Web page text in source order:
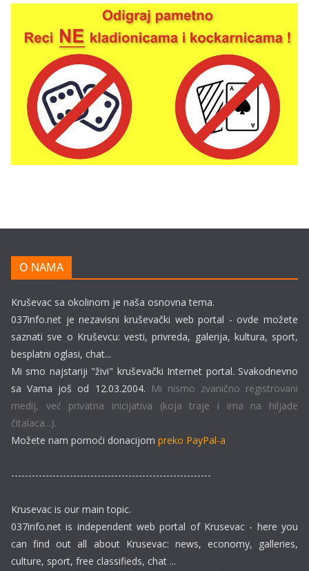
O NAMA
Kruševac sa okolinom je naša osnovna tema.
037info.net je nezavisni kruševački web portal - ovde možete
saznati sve o Kruševcu: vesti, privreda, galerija, kultura, sport,
besplatni oglasi, chat...
Mi smo najstariji "živi" kruševački Internet portal. Svakodnevno
sa Vama još od 12.03.2004. Mi nismo zvanično registrovani
medij, već privatna inicijativa (koja traje i ima na hiljade
čitalaca...).
Možete nam pomoći donacijom preko PayPal-a
----------------------------------------------------------
Krusevac is our main topic.
037info.net is independent web portal of Krusevac - here you
can find out all about Krusevac: news, economy, galleries,
culture, sport, free classifieds, chat ...